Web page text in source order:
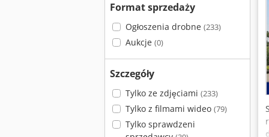
Format sprzedaży
Ogłoszenia drobne (233)
Aukcje (0)
Szczegóły
Tylko ze zdjęciami (233)
Tylko z filmami wideo (79)
Tylko sprawdzeni